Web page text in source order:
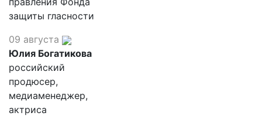
защиты гласности
09 августа
Юлия Богатикова
российский
продюсер,
медиаменеджер,
актриса